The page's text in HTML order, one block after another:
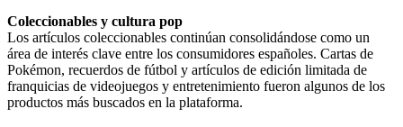
Coleccionables y cultura pop
Los artículos coleccionables continúan consolidándose como un
área de interés clave entre los consumidores españoles. Cartas de
Pokémon, recuerdos de fútbol y artículos de edición limitada de
franquicias de videojuegos y entretenimiento fueron algunos de los
productos más buscados en la plataforma.